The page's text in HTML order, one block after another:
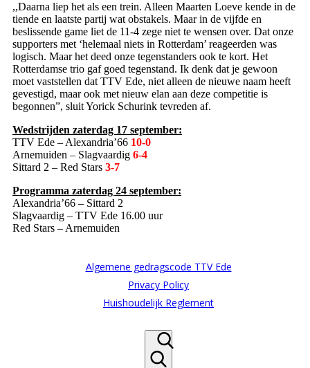
,,Daarna liep het als een trein. Alleen Maarten Loeve kende in de
tiende en laatste partij wat obstakels. Maar in de vijfde en
beslissende game liet de 11-4 zege niet te wensen over. Dat onze
supporters met ‘helemaal niets in Rotterdam’ reageerden was
logisch. Maar het deed onze tegenstanders ook te kort. Het
Rotterdamse trio gaf goed tegenstand. Ik denk dat je gewoon
moet vaststellen dat TTV Ede, niet alleen de nieuwe naam heeft
gevestigd, maar ook met nieuw elan aan deze competitie is
begonnen”, sluit Yorick Schurink tevreden af.
Wedstrijden zaterdag 17 september:
TTV Ede – Alexandria’66 10-0
Arnemuiden – Slagvaardig 6-4
Sittard 2 – Red Stars 3-7
Programma zaterdag 24 september:
Alexandria’66 – Sittard 2
Slagvaardig – TTV Ede 16.00 uur
Red Stars – Arnemuiden
Algemene gedragscode TTV Ede
Privacy Policy
Huishoudelijk Reglement